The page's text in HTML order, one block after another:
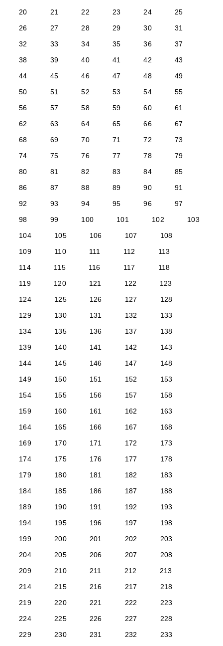
20
21 22 23 24
25
26
27 28 29 30
31
32
33 34 35 36
37
38
39 40 41 42
43
44
45 46 47 48
49
50
51 52 53 54
55
56
57 58 59 60
61
62
63 64 65 66
67
68
69 70 71 72
73
74
75 76 77 78
79
80
81 82 83 84
85
86
87 88 89 90
91
92
93 94 95 96
97
98
99 100 101 102
103
104
105 106 107
108
109
110 111 112
113
114
115 116 117
118
119
120 121 122
123
124
125 126 127
128
129
130 131 132
133
134
135 136 137
138
139
140 141 142
143
144
145 146 147
148
149
150 151 152
153
154
155 156 157
158
159
160 161 162
163
164
165 166 167
168
169
170 171 172
173
174
175 176 177
178
179
180 181 182
183
184
185 186 187
188
189
190 191 192
193
194
195 196 197
198
199
200 201 202
203
204
205 206 207
208
209
210 211 212
213
214
215 216 217
218
219
220 221 222
223
224
225 226 227
228
229
230 231 232
233